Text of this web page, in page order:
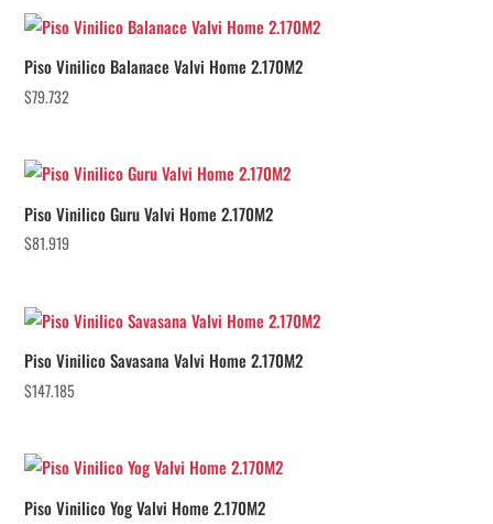
Piso Vinilico Balanace Valvi Home 2.170M2
$79.732
Piso Vinilico Guru Valvi Home 2.170M2
$81.919
Piso Vinilico Savasana Valvi Home 2.170M2
$147.185
Piso Vinilico Yog Valvi Home 2.170M2